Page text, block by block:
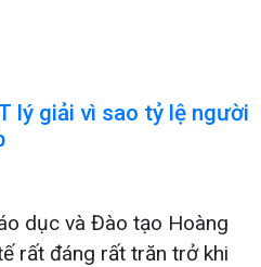
lý giải vì sao tỷ lệ người
dục và Đào tạo Hoàng
rất đáng rất trăn trở khi